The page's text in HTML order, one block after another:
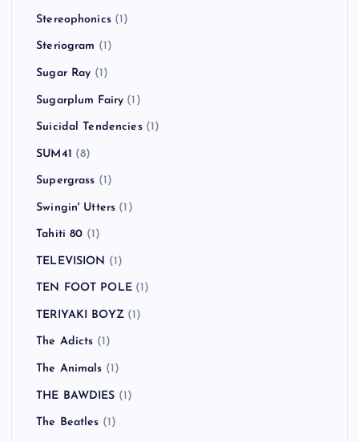
Stereophonics(1)
Steriogram (1)
Sugar Ray (1)
Sugarplum Fairy (1)
Suicidal Tendencies(1)
SUM41 (8)
Supergrass (1)
Swingin' Utters (1)
Tahiti 80 (1)
TELEVISION (1)
TEN FOOT POLE(1)
TERIYAKI BOYZ(1)
The Adicts (1)
The Animals (1)
THE BAWDIES (1)
The Beatles (1)